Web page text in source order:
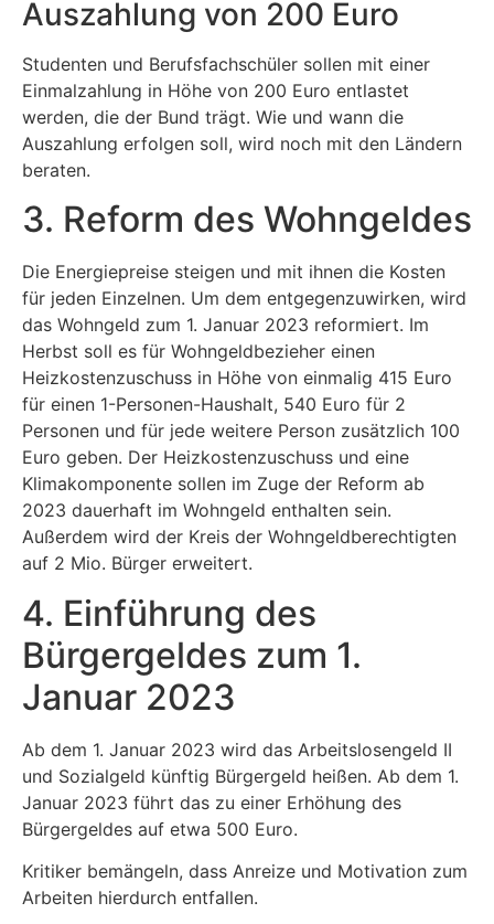
Auszahlung von 200 Euro
Studenten und Berufsfachschüler sollen mit einer
Einmalzahlung in Höhe von 200 Euro entlastet
werden, die der Bund trägt. Wie und wann die
Auszahlung erfolgen soll, wird noch mit den Ländern
beraten.
3. Reform des Wohngeldes
Die Energiepreise steigen und mit ihnen die Kosten
für jeden Einzelnen. Um dem entgegenzuwirken, wird
das Wohngeld zum 1. Januar 2023 reformiert. Im
Herbst soll es für Wohngeldbezieher einen
Heizkostenzuschuss in Höhe von einmalig 415 Euro
für einen 1-Personen-Haushalt, 540 Euro für 2
Personen und für jede weitere Person zusätzlich 100
Euro geben. Der Heizkostenzuschuss und eine
Klimakomponente sollen im Zuge der Reform ab
2023 dauerhaft im Wohngeld enthalten sein.
Außerdem wird der Kreis der Wohngeldberechtigten
auf 2 Mio. Bürger erweitert.
4. Einführung des
Bürgergeldes zum 1.
Januar 2023
Ab dem 1. Januar 2023 wird das Arbeitslosengeld II
und Sozialgeld künftig Bürgergeld heißen. Ab dem 1.
Januar 2023 führt das zu einer Erhöhung des
Bürgergeldes auf etwa 500 Euro.
Kritiker bemängeln, dass Anreize und Motivation zum
Arbeiten hierdurch entfallen.